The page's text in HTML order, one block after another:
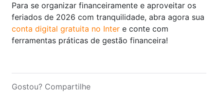
Para se organizar financeiramente e aproveitar os
feriados de 2026 com tranquilidade, abra agora sua
conta digital gratuita no Inter e conte com
ferramentas práticas de gestão financeira!
Gostou? Compartilhe